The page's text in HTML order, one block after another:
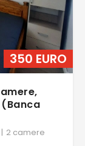
350 EURO
| 2 camere